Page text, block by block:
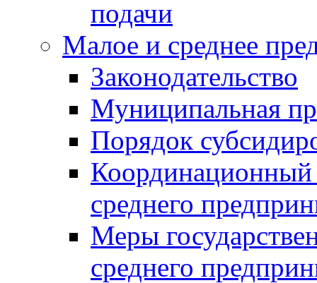
подачи
Малое и среднее
Законодательство
Муниципальная
Порядок
Координационный
среднего
Меры
среднего